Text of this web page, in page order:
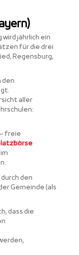
jährlich ein
für die drei
Regensburg,
den
aller
freie
den
Gemeinde (als
dass die